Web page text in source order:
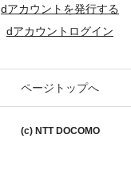
dアカウントを発行する
dアカウントログイン
ページトップへ
(c) NTT DOCOMO